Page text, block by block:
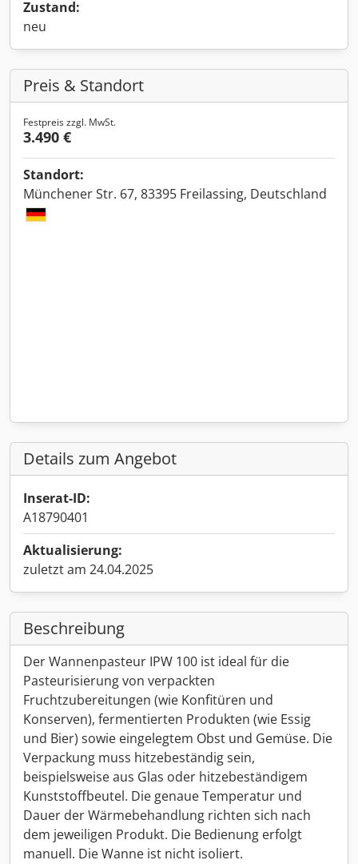
Zustand:
neu
Preis & Standort
Festpreis zzgl. MwSt.
3.490 €
Standort:
Münchener Str. 67, 83395 Freilassing, Deutschland
Details zum Angebot
Inserat-ID:
A18790401
Aktualisierung:
zuletzt am 24.04.2025
Beschreibung
Der Wannenpasteur IPW 100 ist ideal für die
Pasteurisierung von verpackten
Fruchtzubereitungen (wie Konfitüren und
Konserven), fermentierten Produkten (wie Essig
und Bier) sowie eingelegtem Obst und Gemüse. Die
Verpackung muss hitzebeständig sein,
beispielsweise aus Glas oder hitzebeständigem
Kunststoffbeutel. Die genaue Temperatur und
Dauer der Wärmebehandlung richten sich nach
dem jeweiligen Produkt. Die Bedienung erfolgt
manuell. Die Wanne ist nicht isoliert.